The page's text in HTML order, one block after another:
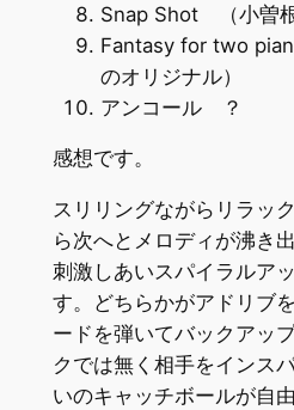
Snap Shot （小曽根
Fantasy for two
のオリジナル）
アンコール ？
感想です。
スリリングながらリラッ
ら次へとメロディが沸き
刺激しあいスパイラルア
す。どちらかがアドリブ
ードを弾いてバックアッ
クでは無く相手をインス
いのキャッチボールが自